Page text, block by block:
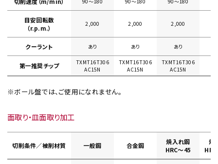
目安回転数
（r.p.m.）
2,000 2,000 2,000
クーラント あり あり あり
第一推奨チップ
TXMT16T306
AC15N
TXMT16T306
AC15N
TXMT16T306
AC15N
※ボール盤では、ご使用になれません。
面取り・皿面取り加工
切削条件／被削材質 一般鋼 合金鋼
焼入れ鋼
HRC～45
焼